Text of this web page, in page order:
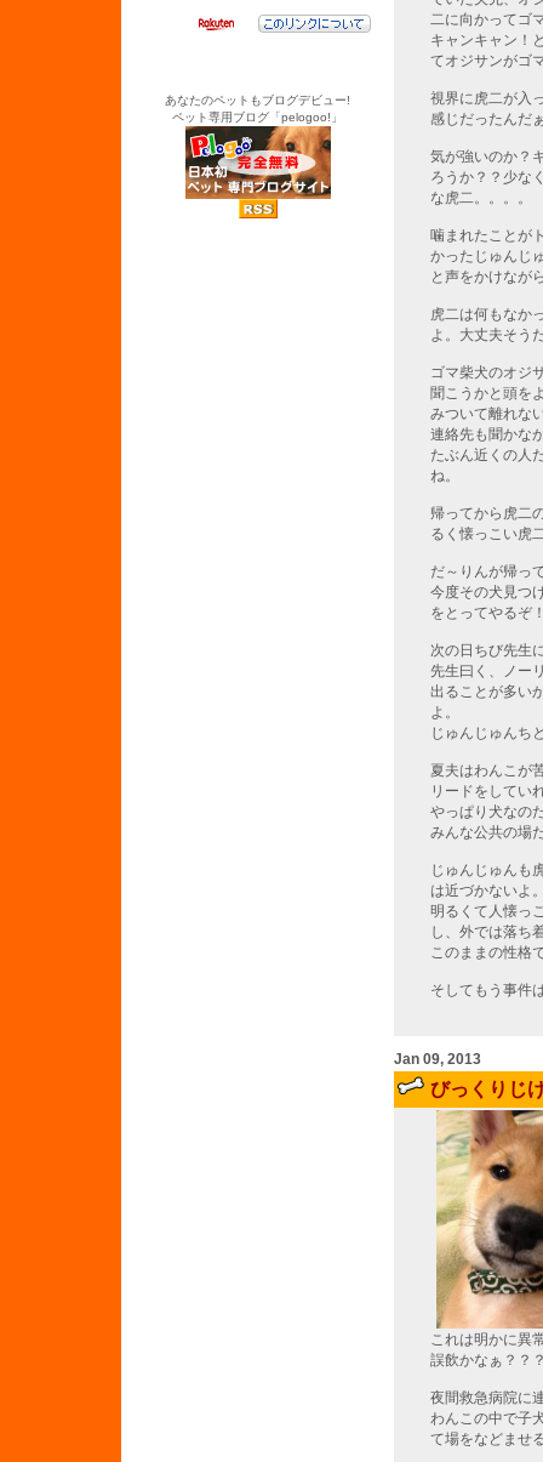
あなたのペットもブログデビュー!
ペット専用ブログ「pelogoo!」
二に向かってゴ
キャンキャン！
てオジサンがゴ
視界に虎二が入
感じだったんだ
気が強いのか？
ろうか？？少な
な虎二。。。。
噛まれたことが
かったじゅんじ
と声をかけなが
虎二は何もなか
よ。大丈夫そう
ゴマ柴犬のオジ
聞こうかと頭を
みついて離れな
連絡先も聞かな
たぶん近くの人
ね。
帰ってから虎二
るく懐っこい虎
だ～りんが帰っ
今度その犬見つ
をとってやるぞ
次の日ちび先生
先生曰く、ノー
出ることが多い
よ。
じゅんじゅんち
夏夫はわんこが
リードをしてい
やっぱり犬なの
みんな公共の場
じゅんじゅんも
は近づかないよ
明るくて人懐っ
し、外では落ち
このままの性格
そしてもう事件
Jan 09, 2013
びっくりじ
これは明かに異
誤飲かなぁ？？
夜間救急病院に
わんこの中で子
て場をなどませ